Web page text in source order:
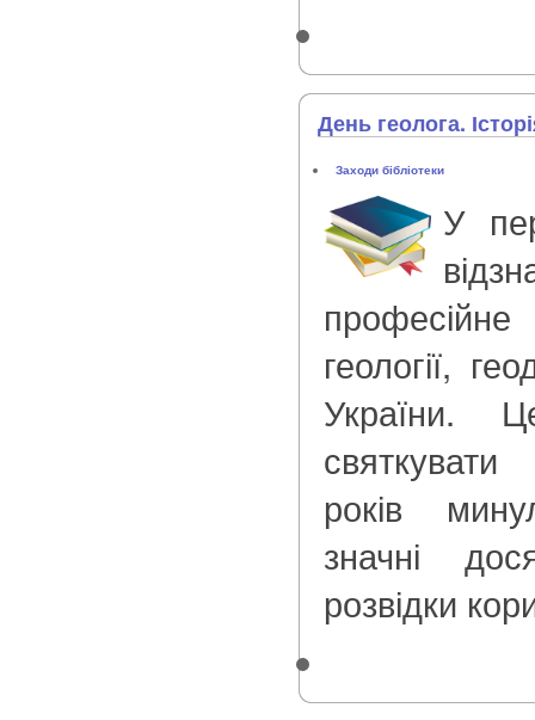
День геолога.
Заходи бібліотеки
У
геології,
України.
років
значні
розвідки